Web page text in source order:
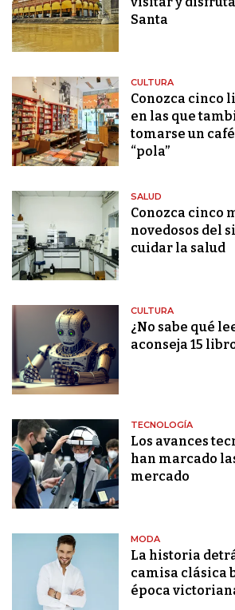
Santa
CULTURA
Conozca cinco
en las que
tomarse un
“pola”
SALUD
Conozca cinco
novedosos del
cuidar la salud
CULTURA
¿No sabe qué
aconseja 15
TECNOLOGÍA
Los avances
han marcado
mercado
MODA
La historia
camisa clásica
época